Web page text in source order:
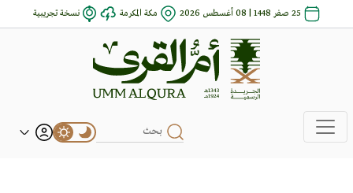
25 صفر 1448 | 08 أغسطس 2026 مكة المكرمة نسخة تجريبية